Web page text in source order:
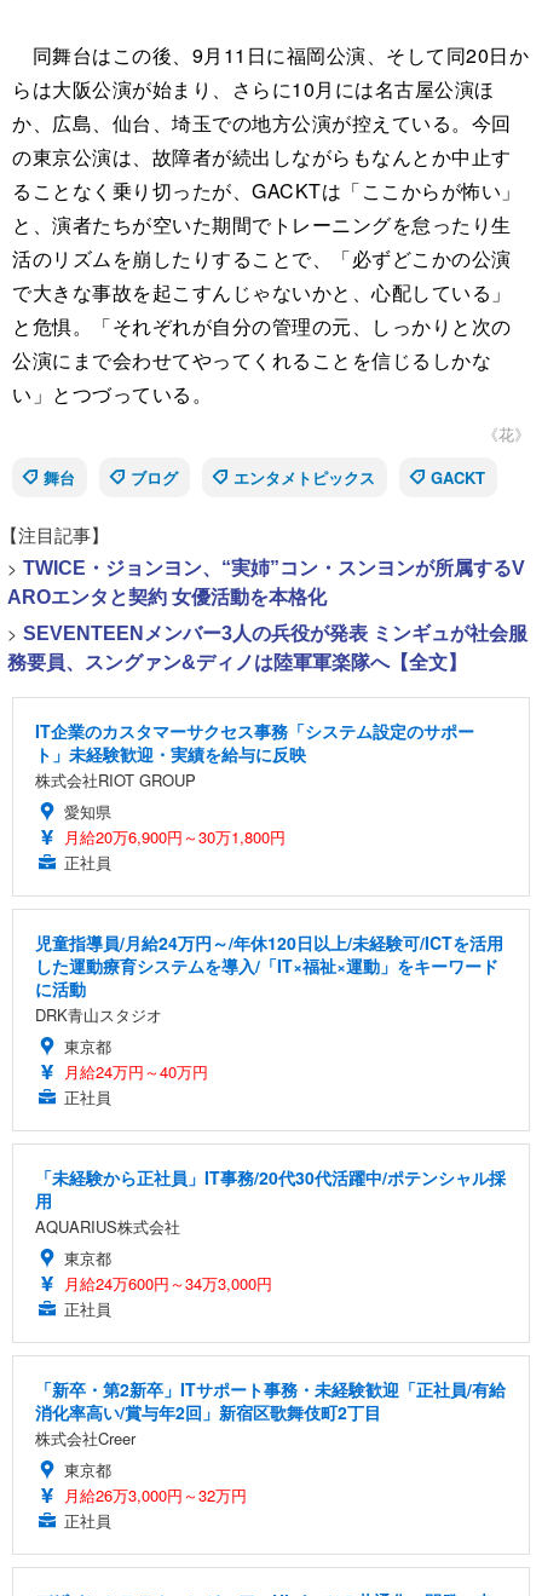
同舞台はこの後、9月11日に福岡公演、そして同20日か
らは大阪公演が始まり、さらに10月には名古屋公演ほ
か、広島、仙台、埼玉での地方公演が控えている。今回
の東京公演は、故障者が続出しながらもなんとか中止す
ることなく乗り切ったが、GACKTは「ここからが怖い」
と、演者たちが空いた期間でトレーニングを怠ったり生
活のリズムを崩したりすることで、「必ずどこかの公演
で大きな事故を起こすんじゃないかと、心配している」
と危惧。「それぞれが自分の管理の元、しっかりと次の
公演にまで会わせてやってくれることを信じるしかな
い」とつづっている。
《花》
舞台
ブログ エンタメトピックス GACKT
【注目記事】
> TWICE・ジョンヨン、“実姉”コン・スンヨンが所属するV
AROエンタと契約 女優活動を本格化
> SEVENTEENメンバー3人の兵役が発表 ミンギュが社会服
務要員、スングァン&ディノは陸軍軍楽隊へ【全文】
IT企業のカスタマーサクセス事務「システム設定のサポー
ト」未経験歓迎・実績を給与に反映
株式会社RIOT GROUP
愛知県
月給20万6,900円～30万1,800円
正社員
児童指導員/月給24万円～/年休120日以上/未経験可/ICTを活用
した運動療育システムを導入/「IT×福祉×運動」をキーワード
に活動
DRK青山スタジオ
東京都
月給24万円～40万円
正社員
「未経験から正社員」IT事務/20代30代活躍中/ポテンシャル採
用
AQUARIUS株式会社
東京都
月給24万600円～34万3,000円
正社員
「新卒・第2新卒」ITサポート事務・未経験歓迎「正社員/有給
消化率高い/賞与年2回」新宿区歌舞伎町2丁目
株式会社Creer
東京都
月給26万3,000円～32万円
正社員